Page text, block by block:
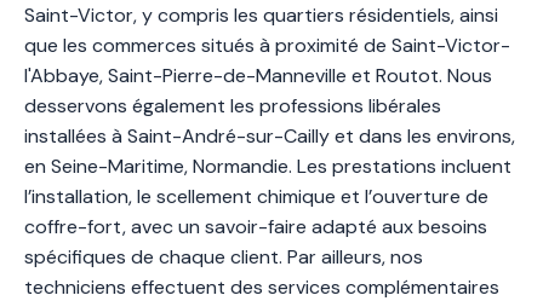
Saint-Victor, y compris les quartiers résidentiels, ainsi
que les commerces situés à proximité de Saint-Victor-
l'Abbaye, Saint-Pierre-de-Manneville et Routot. Nous
desservons également les professions libérales
installées à Saint-André-sur-Cailly et dans les environs,
en Seine-Maritime, Normandie. Les prestations incluent
l’installation, le scellement chimique et l’ouverture de
coffre-fort, avec un savoir-faire adapté aux besoins
spécifiques de chaque client. Par ailleurs, nos
techniciens effectuent des services complémentaires